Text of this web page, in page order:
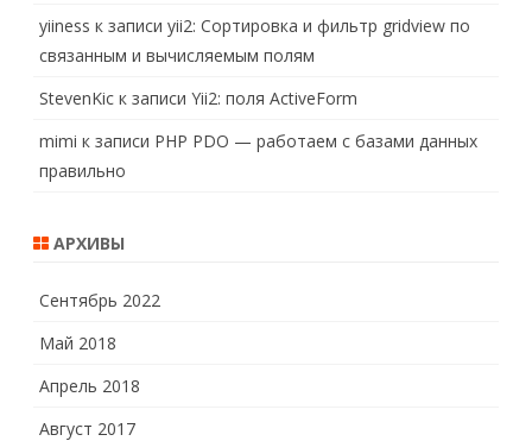
yiiness к записи yii2: Сортировка и фильтр gridview по
связанным и вычисляемым полям
StevenKic к записи Yii2: поля ActiveForm
mimi к записи PHP PDO — работаем с базами данных
правильно
АРХИВЫ
Сентябрь 2022
Май 2018
Апрель 2018
Август 2017